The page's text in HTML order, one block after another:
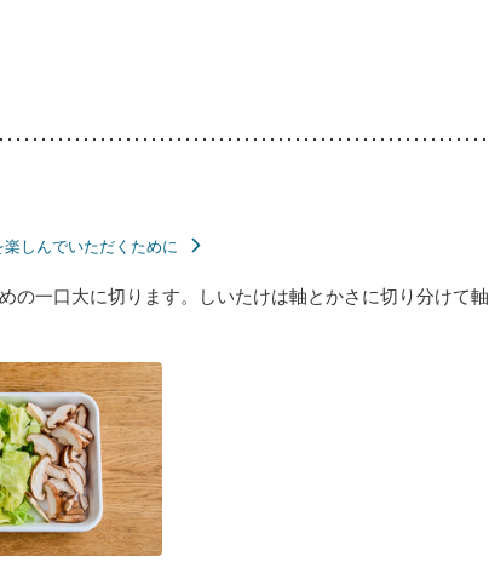
しんでいただくために
の一口大に切ります。しいたけは軸とかさに切り分けて